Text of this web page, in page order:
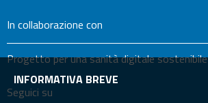
In collaborazione con
Progetto per una sanità digitale sostenibile
Seguici su
INFORMATIVA BREVE